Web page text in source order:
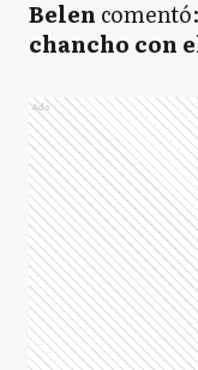
Belen
chancho con
Ads